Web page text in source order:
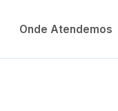
Onde Atendemos